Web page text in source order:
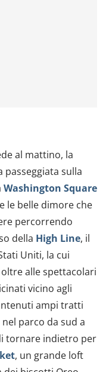
al mattino, la
passeggiata sulla
Washington Square
le belle dimore che
percorrendo
della High Line, il
Uniti, la cui
alle spettacolari
vicino agli
ampi tratti
parco da sud a
tornare indietro per
, un grande loft